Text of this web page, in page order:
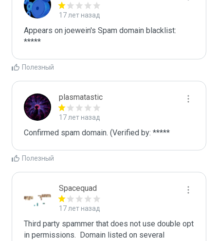
17 лет назад
Appears on joewein's Spam domain blacklist:
*****
Полезный
plasmatastic
17 лет назад
Confirmed spam domain. (Verified by: *****
Полезный
Spacequad
17 лет назад
Third party spammer that does not use double opt
in permissions.  Domain listed on several